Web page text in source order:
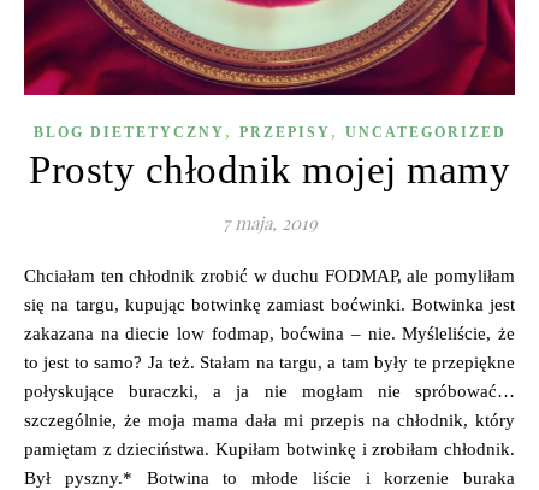
BLOG DIETETYCZNY , PRZEPISY , UNCATEGORIZED
Prosty chłodnik mojej mamy
7 maja, 2019
Chciałam ten chłodnik zrobić w duchu FODMAP, ale pomyliłam
się na targu, kupując botwinkę zamiast boćwinki. Botwinka jest
zakazana na diecie low fodmap, boćwina – nie. Myśleliście, że
to jest to samo? Ja też. Stałam na targu, a tam były te przepiękne
połyskujące buraczki, a ja nie mogłam nie spróbować…
szczególnie, że moja mama dała mi przepis na chłodnik, który
pamiętam z dzieciństwa. Kupiłam botwinkę i zrobiłam chłodnik.
Był pyszny.* Botwina to młode liście i korzenie buraka